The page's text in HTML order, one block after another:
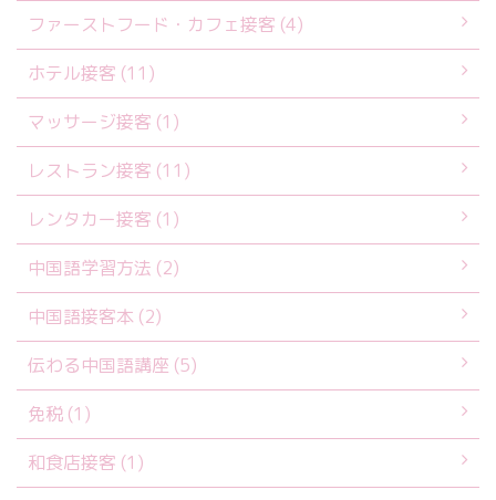
ファーストフード・カフェ接客 (4)
ホテル接客 (11)
マッサージ接客 (1)
レストラン接客 (11)
レンタカー接客 (1)
中国語学習方法 (2)
中国語接客本 (2)
伝わる中国語講座 (5)
免税 (1)
和食店接客 (1)